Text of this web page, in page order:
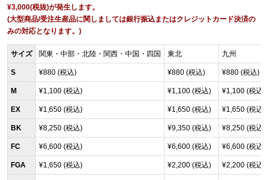
¥3,000(税抜)が発生します。
(大型商品/受注生産品に関しましては銀行振込またはクレジットカード決済の
みの対応となります。)
サイズ 関東・中部・北陸・関西・中国・四国 東北 九州
S ¥880 (税込) ¥880 (税込) ¥880 (税込)
M ¥1,100 (税込) ¥1,100 (税込) ¥1,100 (税込)
EX ¥1,650 (税込) ¥1,650 (税込) ¥1,650 (税込)
BK ¥8,250 (税込) ¥9,350 (税込) ¥8,250 (税込)
FC ¥6,600 (税込) ¥6,600 (税込) ¥6,600 (税込)
FGA ¥1,650 (税込) ¥2,200 (税込) ¥2,200 (税込)